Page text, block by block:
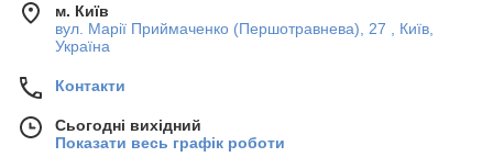
м. Київ
вул. Марії Приймаченко (Першотравнева), 27 , Київ,
Україна
Контакти
Сьогодні вихідний
Показати весь графік роботи